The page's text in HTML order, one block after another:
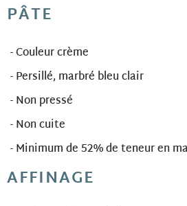
PÂTE
- Couleur crème
- Persillé, marbré bleu clair
- Non pressé
- Non cuite
- Minimum de 52% de teneur en
AFFINAGE